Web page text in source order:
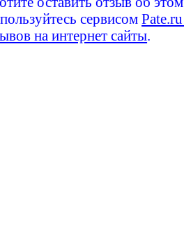
сервисом
на интернет сайты